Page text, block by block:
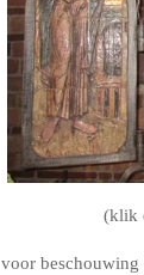
(klik
voor beschouwing